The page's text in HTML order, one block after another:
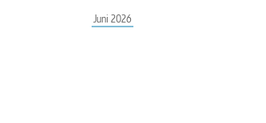
Juni 2026